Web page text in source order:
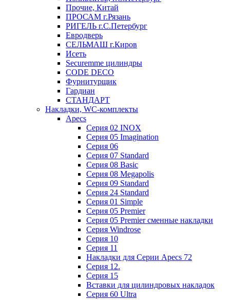
Прочие, Китай
ПРОСАМ г.Рязань
РИГЕЛЬ г.С.Петербург
Евродверь
СЕЛЬМАШ г.Киров
Исеть
Securemme цилиндры
CODE DECO
Фурнитурщик
Гардиан
СТАНДАРТ
Накладки, WC-комплекты
Apecs
Cерия 02 INOX
Cерия 05 Imagination
Cерия 06
Cерия 07 Standard
Cерия 08 Basic
Cерия 08 Megapolis
Cерия 09 Standard
Cерия 24 Standard
Серия 01 Simple
Серия 05 Premier
Серия 05 Premier сменные накладки
Cерия Windrose
Серия 10
Серия 11
Накладки для Серии Apecs 72
Серия 12.
Серия 15
Вставки для цилиндровых накладок
Серия 60 Ultra